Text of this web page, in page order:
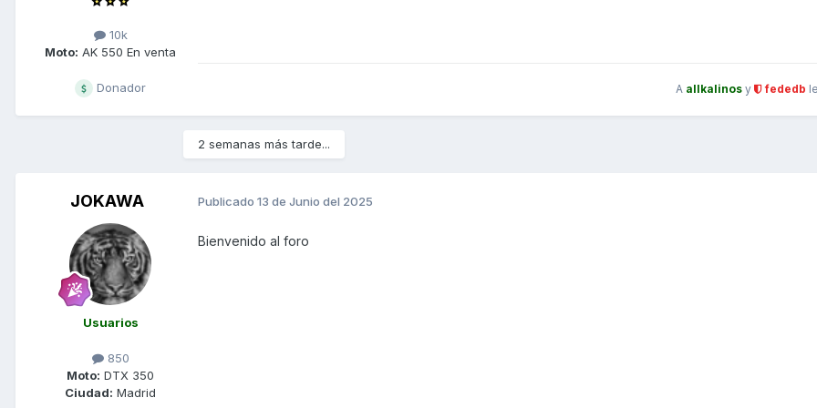
10k
Moto: AK 550 En venta
Donador A allkalinos y fededb
2 semanas más tarde...
JOKAWA
Usuarios
850
Moto: DTX 350
Ciudad: Madrid
Publicado 13 de Junio del 2025
Bienvenido al foro